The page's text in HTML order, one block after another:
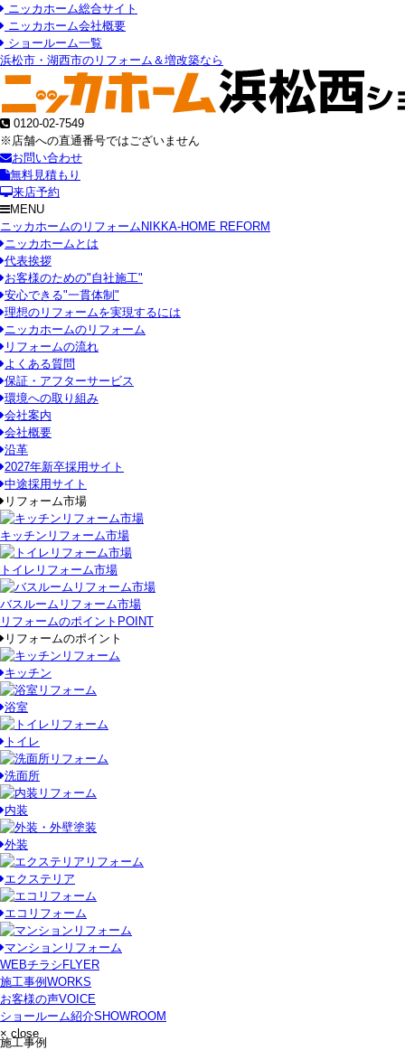
ニッカホーム総合サイト
ニッカホーム会社概要
ショールーム一覧
浜松市・湖西市のリフォーム＆増改築なら
0120-02-7549
※店舗への直通番号ではございません
お問い合わせ
無料見積もり
来店予約
MENU
ニッカホームのリフォーム NIKKA-HOME REFORM
ニッカホームとは
代表挨拶
お客様のための"自社施工"
安心できる"一貫体制"
理想のリフォームを実現するには
ニッカホームのリフォーム
リフォームの流れ
よくある質問
保証・アフターサービス
環境への取り組み
会社案内
会社概要
沿革
2027年新卒採用サイト
中途採用サイト
リフォーム市場
キッチンリフォーム市場
トイレリフォーム市場
バスルームリフォーム市場
リフォームのポイント POINT
リフォームのポイント
キッチン
浴室
トイレ
洗面所
内装
外装
エクステリア
エコリフォーム
マンションリフォーム
WEBチラシ FLYER
施工事例 WORKS
お客様の声VOICE
ショールーム紹介SHOWROOM
× close
施工事例